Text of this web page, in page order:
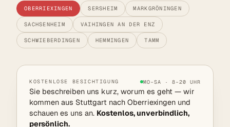
OBERRIEXINGEN SERSHEIM MARKGRÖNINGEN
SACHSENHEIM VAIHINGEN AN DER ENZ
SCHWIEBERDINGEN HEMMINGEN TAMM
KOSTENLOSE BESICHTIGUNG MO–SA · 8–20 UHR
Sie beschreiben uns kurz, worum es geht — wir
kommen aus Stuttgart nach Oberriexingen und
schauen es uns an. Kostenlos, unverbindlich,
persönlich.